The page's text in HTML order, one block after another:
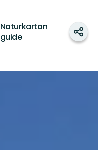
Naturkartan
guide
Dela